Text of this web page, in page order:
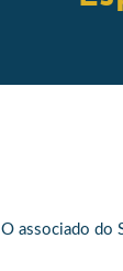
O associado do